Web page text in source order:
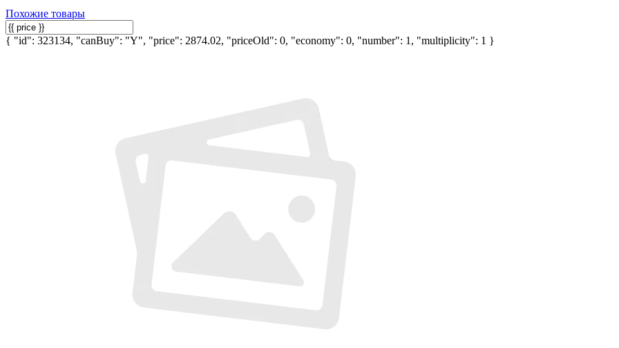
Похожие товары
{ "id": 323134, "canBuy": "Y", "price": 2874.02, "priceOld": 0, "economy": 0, "number": 1, "multiplicity": 1 }